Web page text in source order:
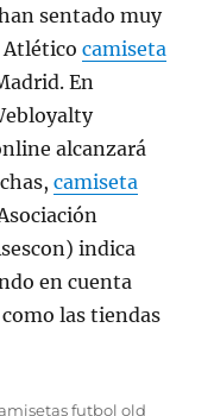
sentado muy
Atléticocamiseta
En
alcanzará
camiseta
indica
en cuenta
las tiendas
futbol old